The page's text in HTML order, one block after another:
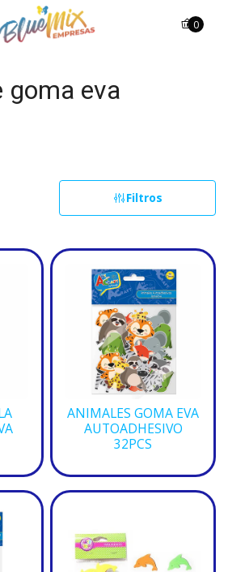
0
goma eva
Filtros
ANIMALES GOMA EVA
AUTOADHESIVO
32PCS